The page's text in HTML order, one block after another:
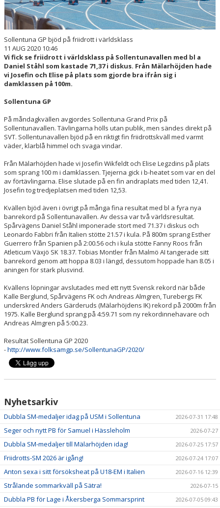
Sollentuna GP bjöd på friidrott i världsklass
11 AUG 2020 10:46
Vi fick se friidrott i världsklass på Sollentunavallen med bl a
Daniel Ståhl som kastade 71,37 i diskus. Från Mälarhöjden hade
vi Josefin och Elise på plats som gjorde bra ifrån sig i
damklassen på 100m.
Sollentuna GP
På måndagkvällen avgjordes Sollentuna Grand Prix på
Sollentunavallen. Tävlingarna hölls utan publik, men sändes direkt på
SVT. Sollentunavallen bjöd på en riktigt fin friidrottskväll med varmt
väder, klarblå himmel och svaga vindar.
Från Mälarhöjden hade vi Josefin Wikfeldt och Elise Legzdins på plats
som sprang 100 m i damklassen. Tjejerna gick i b-heatet som var en del
av förtävlingarna. Elise slutade på en fin andraplats med tiden 12,41.
Josefin tog tredjeplatsen med tiden 12,53.
Kvällen bjöd även i övrigt på många fina resultat med bl a fyra nya
banrekord på Sollentunavallen. Av dessa var två världsresultat.
Spårvägens Daniel Ståhl imponerade stort med 71.37 i diskus och
Leonardo Fabbri från Italien stötte 21.57 i kula. På 800m sprang Esther
Guerrero från Spanien på 2:00.56 och i kula stötte Fanny Roos från
Atleticum Växjö SK 18.37. Tobias Montler från Malmö AI tangerade sitt
banrekord genom att hoppa 8.03 i längd, dessutom hoppade han 8.05 i
aningen för stark plusvind.
Kvällens löpningar avslutades med ett nytt Svensk rekord när både
Kalle Berglund, Spårvägens FK och Andreas Almgren, Turebergs FK
underskred Anders Gärderuds (Mälarhöjdens IK) rekord på 2000m från
1975. Kalle Berglund sprang på 4:59.71 som ny rekordinnehavare och
Andreas Almgren på 5:00.23.
Resultat Sollentuna GP 2020
-http://www.folksamgp.se/SollentunaGP/2020/
Nyhetsarkiv
Dubbla SM-medaljer idag på USM i Sollentuna 2026-07-31 17:48
Seger och nytt PB för Samuel i Hässleholm 2026-07-27
Dubbla SM-medaljer till Mälarhöjden idag! 2026-07-25 17:57
Friidrotts-SM 2026 är igång! 2026-07-24 17:07
Anton sexa i sitt försöksheat på U18-EM i Italien 2026-07-16 12:39
Strålande sommarkväll på Sätra! 2026-07-15
Dubbla PB för Lage i Åkersberga Sommarsprint 2026-07-05 09:43